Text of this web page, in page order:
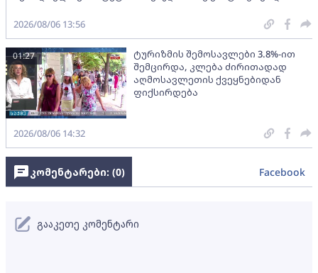
2026/08/06 13:56
ტურიზმის შემოსავლები 3.8%-ით
შემცირდა, კლება ძირითადად
აღმოსავლეთის ქვეყნებიდან
ფიქსირდება
01:27
2026/08/06 14:32
კომენტარები: (0) Facebook
გააკეთე კომენტარი